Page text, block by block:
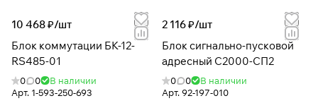
10 468 ₽/шт
Блок коммутации БК-12-
RS485-01
0 0
В наличии
Арт. 1-593-250-693
2 116 ₽/шт
Блок сигнально-пусковой
адресный С2000-СП2
0 0
В наличии
Арт.92-197-010